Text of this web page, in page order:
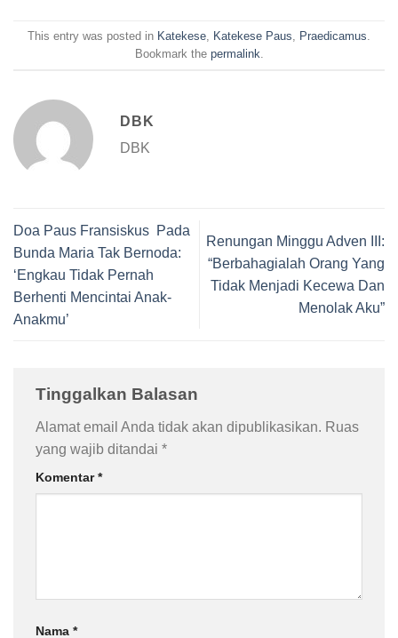
This entry was posted in Katekese Katekese Paus Praedicamus
Bookmark the permalink
DBK
DBK
Doa Paus Fransiskus Pada
Bunda Maria Tak Bernoda:
‘Engkau Tidak Pernah
Berhenti Mencintai Anak-
Anakmu’
Renungan Minggu Adven III:
“Berbahagialah Orang Yang
Tidak Menjadi Kecewa Dan
Menolak Aku”
Tinggalkan Balasan
Alamat email Anda tidak akan dipublikasikan. Ruas
yang wajib ditandai *
Komentar*
Nama *